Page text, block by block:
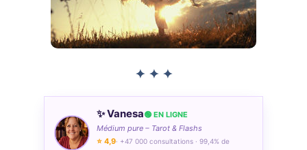
✦ ✦ ✦
✨ Vanesa🟢 EN LIGNE
Médium pure – Tarot & Flashs
⭐ 4,9· +47 000 consultations · 99,4% de